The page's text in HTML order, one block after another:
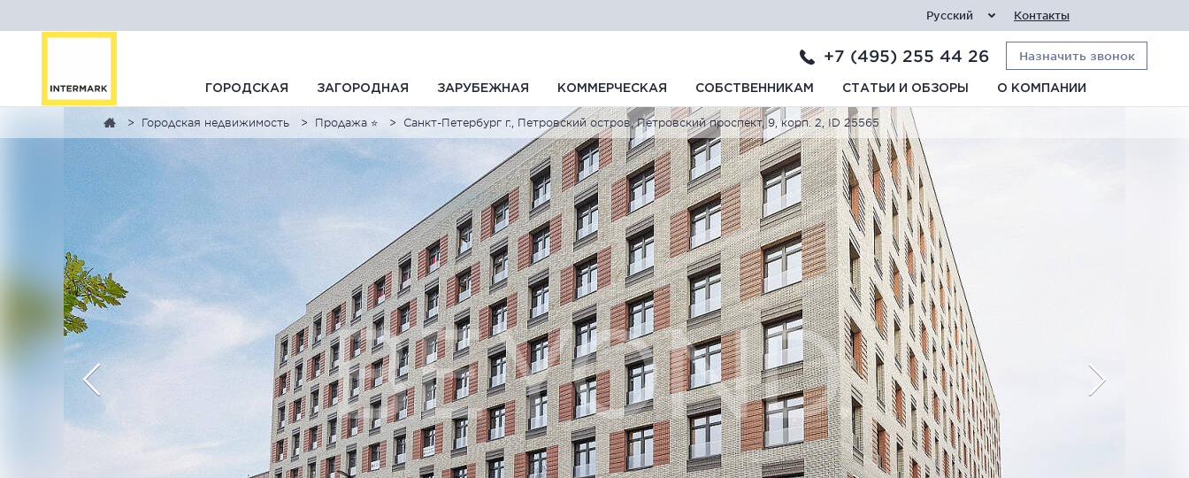
Русский Контакты
+7 (495) 255 44 26 Назначить звонок
ГОРОДСКАЯ ЗАГОРОДНАЯ ЗАРУБЕЖНАЯ КОММЕРЧЕСКАЯ СОБСТВЕННИКАМ СТАТЬИ И ОБЗОРЫ О КОМПАНИИ
Городская недвижимость Продажа ⭐ Санкт-Петербург г., Петровский остров, Петровский проспект, 9, корп. 2, ID 25565